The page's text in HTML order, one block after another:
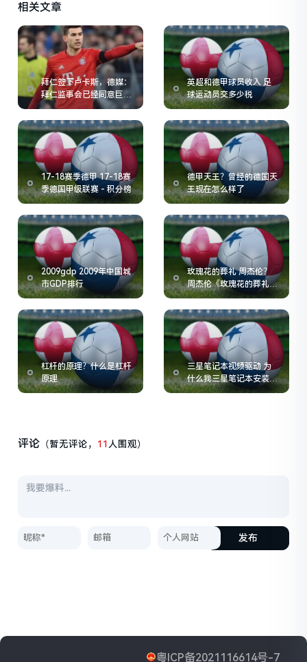
相关文章
拜仁签下卢卡斯，德媒：
拜仁监事会已经同意巨额
转会费签卢卡斯
英超和德甲球员收入 足
球运动员交多少税
17-18赛季德甲 17-18赛
季德国甲级联赛 - 积分榜
德甲天王？曾经的德国天
王现在怎么样了
2009gdp 2009年中国城
市GDP排行
玫瑰花的葬礼 周杰伦？
周杰伦《玫瑰花的葬礼》
歌词
杠杆的原理？什么是杠杆
原理
三星笔记本视频驱动 为
什么我三星笔记本安装了
摄像头驱动却无法视屏
评论 （暂无评论， 11 人围观）
发布
粤ICP备2021116614号-7